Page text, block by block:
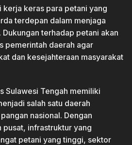
kerja keras para petani yang
terdepan dalam menjaga
terhadap petani akan
pemerintah daerah agar
dan kesejahteraan masyarakat
Sulawesi Tengah memiliki
salah satu daerah
nasional. Dengan
pusat, infrastruktur yang
petani yang tinggi, sektor